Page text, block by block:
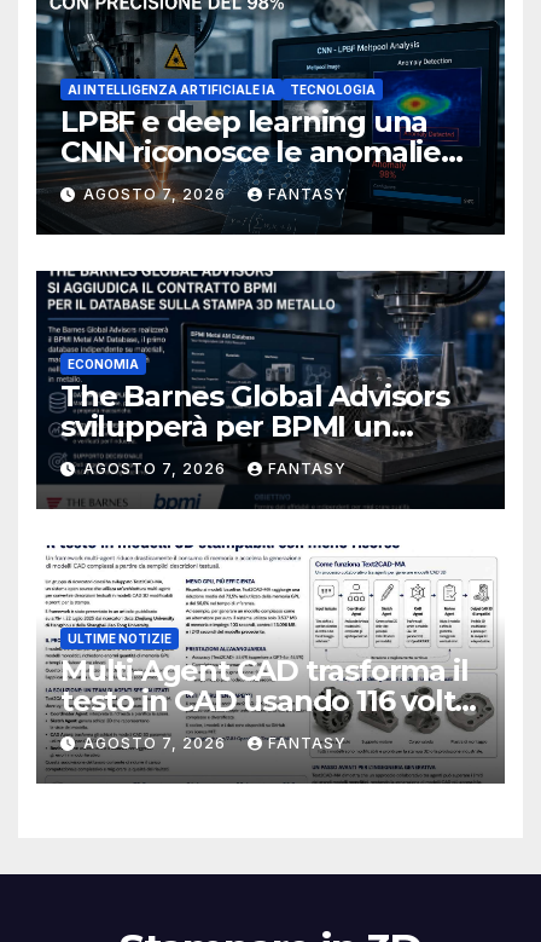
AI INTELLIGENZA ARTIFICIALE IA TECNOLOGIA
LPBF e deep learning una
CNN riconosce le anomalie
del bagno di fusione
AGOSTO 7, 2026 FANTASY
ECONOMIA
The Barnes Global Advisors
svilupperà per BPMI un
database per la stampa 3D
metallica destinata alla filiera
navale statunitense
AGOSTO 7, 2026 FANTASY
ULTIME NOTIZIE
Multi-Agent CAD trasforma il
testo in CAD usando 116 volte
meno token
AGOSTO 7, 2026 FANTASY